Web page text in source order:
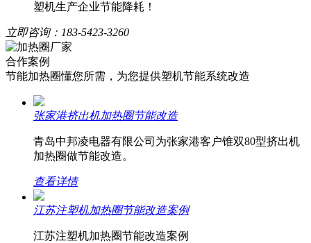
塑机生产企业节能降耗！
立即咨询： 183-5423-3260
合作案例
节能加热圈懂您所需，为您提供塑机节能系统改造
张家港挤出机加热圈节能改造
青岛中邦凌电器有限公司为张家港客户锥双80型挤出机
加热圈做节能改造。
查看详情
江苏注塑机加热圈节能改造案例
江苏注塑机加热圈节能改造案例